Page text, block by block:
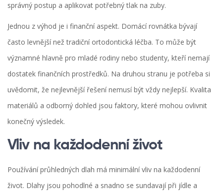
správný postup a aplikovat potřebný tlak na zuby.
Jednou z výhod je i finanční aspekt. Domácí rovnátka bývají
často levnější než tradiční ortodontická léčba. To může být
významné hlavně pro mladé rodiny nebo studenty, kteří nemají
dostatek finančních prostředků. Na druhou stranu je potřeba si
uvědomit, že nejlevnější řešení nemusí být vždy nejlepší. Kvalita
materiálů a odborný dohled jsou faktory, které mohou ovlivnit
konečný výsledek.
Vliv na každodenní život
Používání průhledných dlah má minimální vliv na každodenní
život. Dlahy jsou pohodlné a snadno se sundavají při jídle a